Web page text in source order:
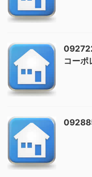
コーポ